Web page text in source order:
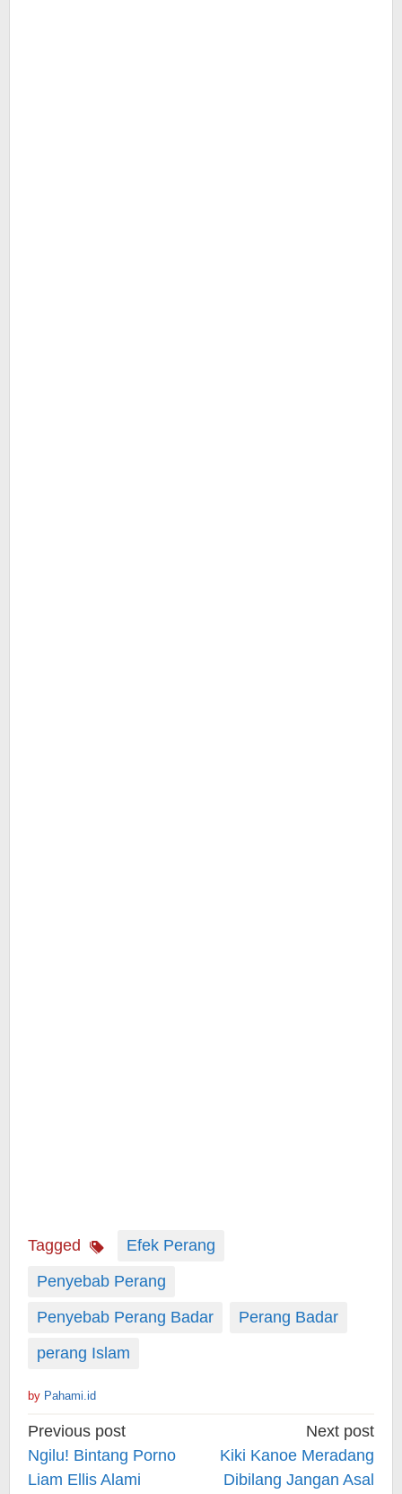
Tagged
Efek Perang
Penyebab Perang
Penyebab Perang Badar
Perang Badar
perang Islam
by Pahami.id
Post
navigation
Previous post
Ngilu! Bintang Porno
Liam Ellis Alami
Next post
Kiki Kanoe Meradang
Dibilang Jangan Asal